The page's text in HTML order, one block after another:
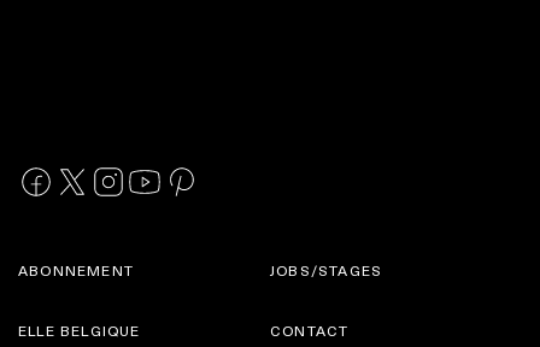
ABONNEMENT
ELLE BELGIQUE
JOBS/STAGES
CONTACT